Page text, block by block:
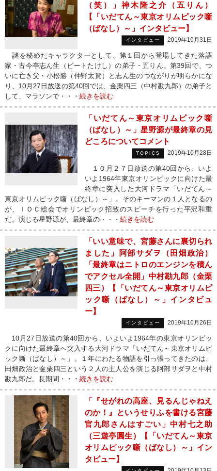
（笑）」神木隆之介（五りん）
【「いだてん～東京オリムピック噺
（ばなし）～」インタビュー】
インタビュー 2019年10月31日
謎を秘めたキャラクターとして、第１回から登場してきた落語
家・古今亭志ん生（ビートたけし）の弟子・五りん。第39回で、つ
いに亡き父・小松勝（仲野太賀）と志ん生のつながりが明らかにな
り、10月27日放送の第40回では、金栗四三（中村勘九郎）の弟子と
して、マラソンで・・・ 続きを読む
「いだてん～東京オリムピック噺
（ばなし）～」星野源が最終章の見
どころについてコメント
TOPICS 2019年10月28日
１０月２７日放送の第40回から、いよ
いよ1964年東京オリンピックに向けた最
終章に突入した大河ドラマ「いだてん～
東京オリムピック噺（ばなし）～」。そのキーマンの１人となるの
が、ＩＯＣ総会でオリンピック招致のスピーチを行った平沢和重
だ。演じる星野源が、最終章の・・・ 続きを読む
「いい意味で、宮藤さんに裏切られ
ました」阿部サダヲ（田畑政治）
「最終章はニトロのエンジンを積ん
でアクセル全開」中村勘九郎（金栗
四三）【「いだてん～東京オリムピ
ック噺（ばなし）～」インタビュ
ー】
インタビュー 2019年10月26日
10月27日放送の第40回から、いよいよ1964年の東京オリンピッ
クに向けた最終章へ突入する大河ドラマ「いだてん～東京オリムピ
ック噺（ばなし）～」。１年にわたる物語を引っ張ってきたのは、
田畑政治と金栗四三という２人の主人公を演じる阿部サダヲと中村
勘九郎だ。長期間・・・ 続きを読む
「『せがれの高座、見るんじゃねえ
のか！』というせりふを書ける宮藤
官九郎さんはすごい」中村七之助
（三遊亭圓生）【「いだてん～東京
オリムピック噺（ばなし）～」イン
タビュー】